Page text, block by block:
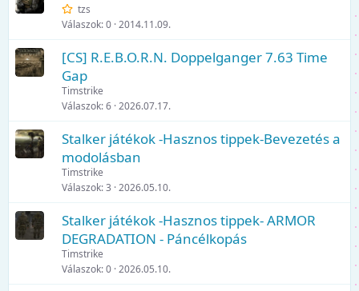
tzs
Válaszok 0 2014.11.09.
[CS] R.E.B.O.R.N. Doppelganger 7.63 Time
Gap
Timstrike
Válaszok 6 2026.07.17.
Stalker játékok -Hasznos tippek-Bevezetés a
modolásban
Timstrike
Válaszok 3 2026.05.10.
Stalker játékok -Hasznos tippek- ARMOR
DEGRADATION - Páncélkopás
Timstrike
Válaszok 0 2026.05.10.